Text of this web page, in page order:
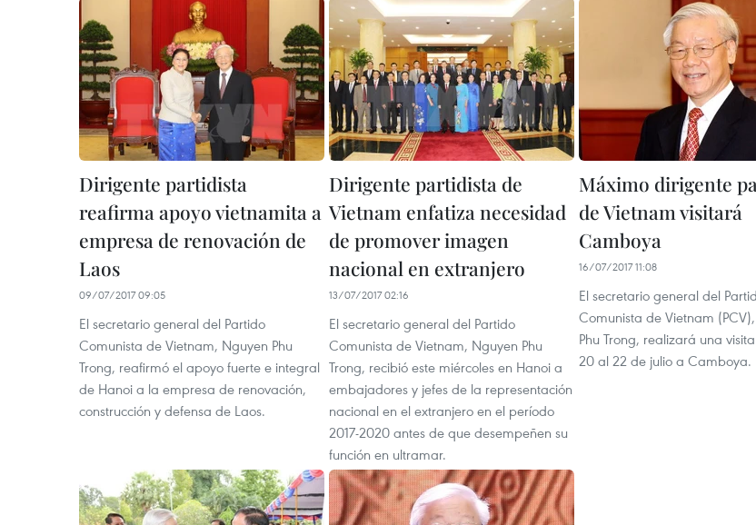
Dirigente partidista
reafirma apoyo vietnamita a
empresa de renovación de
Laos
09/07/2017 09:05
El secretario general del Partido
Comunista de Vietnam, Nguyen Phu
Trong, reafirmó el apoyo fuerte e integral
de Hanoi a la empresa de renovación,
construcción y defensa de Laos.
Dirigente partidista de
Vietnam enfatiza necesidad
de promover imagen
nacional en extranjero
13/07/2017 02:16
El secretario general del Partido
Comunista de Vietnam, Nguyen Phu
Trong, recibió este miércoles en Hanoi a
embajadores y jefes de la representación
nacional en el extranjero en el período
2017-2020 antes de que desempeñen su
función en ultramar.
Máximo dirigente
de Vietnam visitará
Camboya
16/07/2017 11:08
El secretario general del
Comunista de Vietnam
Phu Trong, realizará una
20 al 22 de julio a Camboya.